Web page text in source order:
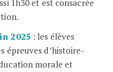
1h30 et est consacrée
2025 : les élèves
épreuves d’histoire-
morale et